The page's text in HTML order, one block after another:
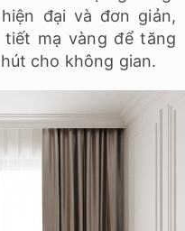
đại và đơn giản,
mạ vàng để tăng
cho không gian.